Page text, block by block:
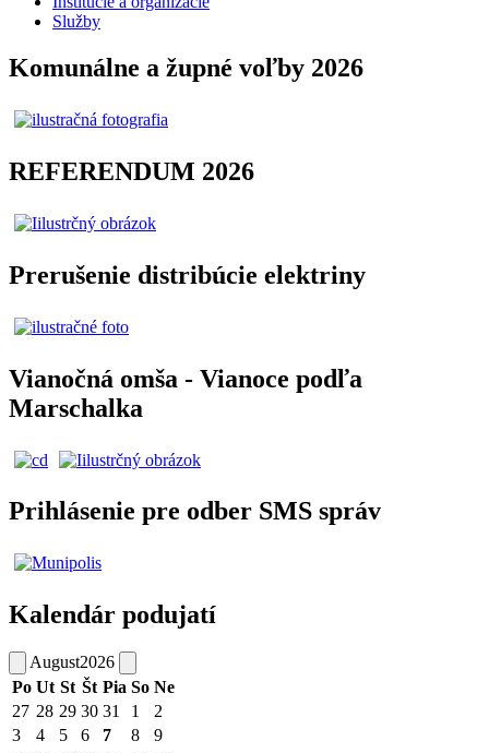
Služby
Komunálne a župné voľby 2026
REFERENDUM 2026
Prerušenie distribúcie elektriny
Vianočná omša - Vianoce podľa
Marschalka
Prihlásenie pre odber SMS správ
Kalendár podujatí
August2026
Po Ut St Št Pia So Ne
27 28 29 30 31 1
2
3
4 5 6 7 8
9